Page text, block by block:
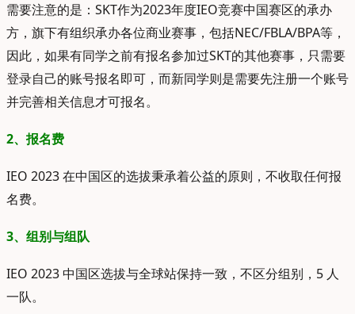
需要注意的是：SKT作为2023年度IEO竞赛中国赛区的承办
方，旗下有组织承办各位商业赛事，包括NEC/FBLA/BPA等，
因此，如果有同学之前有报名参加过SKT的其他赛事，只需要
登录自己的账号报名即可，而新同学则是需要先注册一个账号
并完善相关信息才可报名。
2、报名费
IEO 2023 在中国区的选拔秉承着公益的原则，不收取任何报
名费。
3、组别与组队
IEO 2023 中国区选拔与全球站保持一致，不区分组别，5 人
一队。